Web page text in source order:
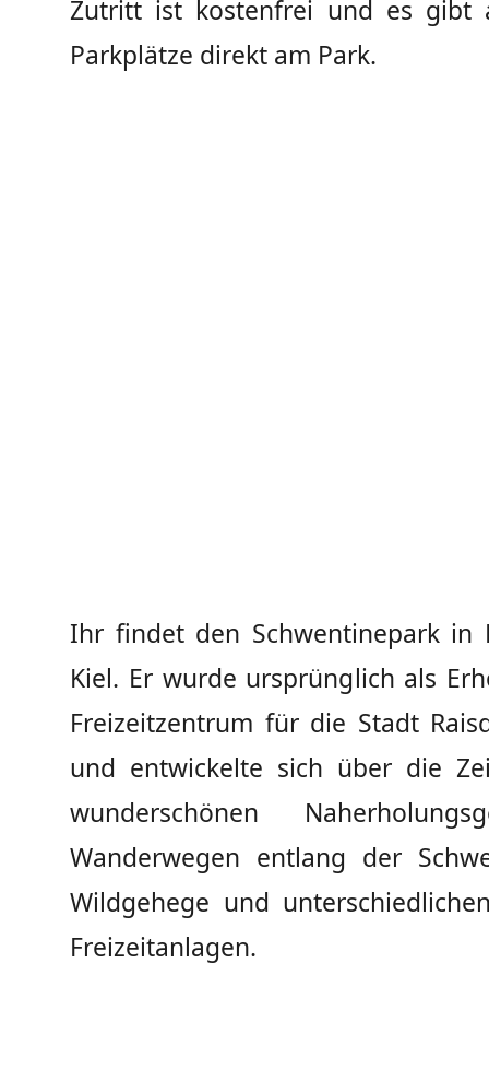
Zutritt ist kostenfrei und es gibt
Parkplätze direkt am Park.
Ihr findet den Schwentinepark in
Kiel. Er wurde ursprünglich als
Freizeitzentrum für die Stadt
und entwickelte sich über die
wunderschönen
Wanderwegen entlang der
Wildgehege und
Freizeitanlagen.